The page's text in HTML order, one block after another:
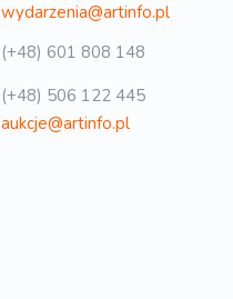
wydarzenia@artinfo.pl
(+48) 601 808 148
(+48) 506 122 445
aukcje@artinfo.pl